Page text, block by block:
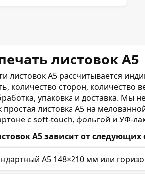
листовок А5
листовок А5 рассчитывается
количество сторон, количество
упаковка и доставка. Мы
простая листовка А5 на
с soft-touch, фольгой и УФ-
А5 зависит от следующих
А5 148×210 мм или